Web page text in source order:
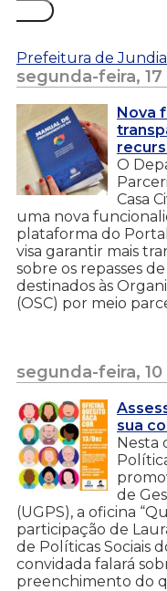
Prefeitura de
segunda-feira,
Nova
O
Casa
uma nova
plataforma do
visa garantir mais
sobre os repasses
destinados às
(OSC) por meio
segunda-feira,
sua
Nesta
de
(UGPS), a oficina
participação de
de Políticas Sociais
convidada falará
preenchimento do